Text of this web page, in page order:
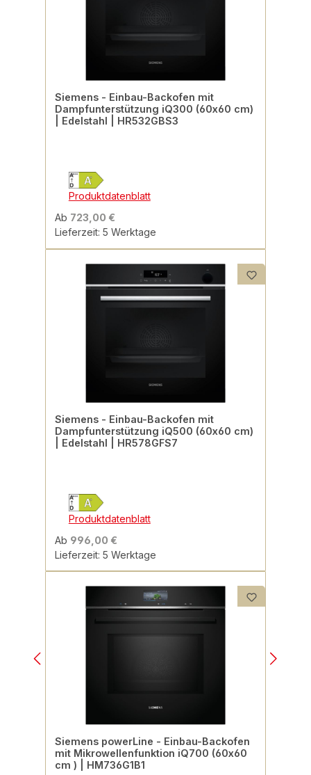
Siemens - Einbau-Backofen mit
Dampfunterstützung iQ300 (60x60 cm)
| Edelstahl | HR532GBS3
Produktdatenblatt
Ab 723,00 €
Lieferzeit: 5 Werktage
Siemens - Einbau-Backofen mit
Dampfunterstützung iQ500 (60x60 cm)
| Edelstahl | HR578GFS7
Produktdatenblatt
Ab 996,00 €
Lieferzeit: 5 Werktage
Siemens powerLine - Einbau-Backofen
mit Mikrowellenfunktion iQ700 (60x60
cm ) | HM736G1B1